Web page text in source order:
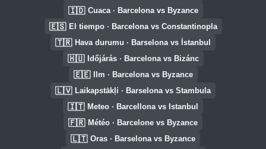
🇮🇩 Cuaca · Barcelona vs Byzance
🇪🇸 El tiempo · Barcelona vs Constantinopla
🇹🇷 Hava durumu · Barselona vs İstanbul
🇭🇺 Időjárás · Barcelona vs Bizánc
🇪🇪 Ilm · Barcelona vs Byzance
🇱🇻 Laikapstākļi · Barselona vs Stambula
🇮🇹 Meteo · Barcellona vs Istanbul
🇫🇷 Météo · Barcelone vs Byzance
🇱🇹 Oras · Barselona vs Byzance